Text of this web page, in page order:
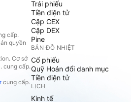
cấp.
quyền
Cơ sở
cung cấp.
cung cấp.
Trái phiếu
Tiền điện tử
Cặp CEX
Cặp DEX
Pine
BẢN ĐỒ NHIỆT
Cổ phiếu
Quỹ Hoán đổi danh mục
Tiền điện tử
LỊCH
Kinh tế